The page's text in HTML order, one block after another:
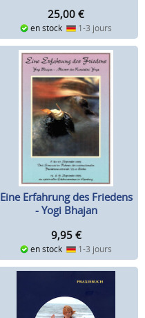
25,00 €
en stock 1-3 jours
Eine Erfahrung des Friedens
- Yogi Bhajan
9,95 €
en stock 1-3 jours